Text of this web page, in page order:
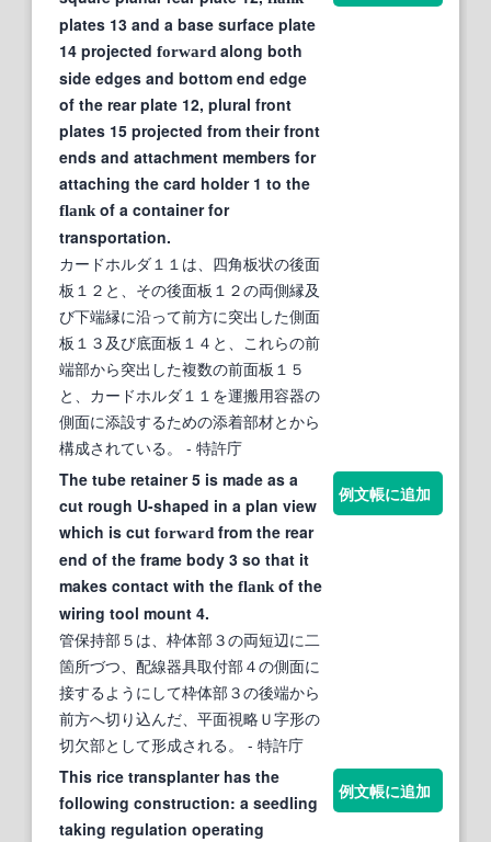
plates 13 and a base surface plate
14 projected forward along both
side edges and bottom end edge
of the rear plate 12, plural front
plates 15 projected from their front
ends and attachment members for
attaching the card holder 1 to the
flank of a container for
transportation.
カードホルダ１１は、四角板状の後面
板１２と、その後面板１２の両側縁及
び下端縁に沿って前方に突出した側面
板１３及び底面板１４と、これらの前
端部から突出した複数の前面板１５
と、カードホルダ１１を運搬用容器の
側面に添設するための添着部材とから
構成されている。
- 特許庁
The tube retainer 5 is made as a
cut rough U-shaped in a plan view
which is cut forward from the rear
end of the frame body 3 so that it
makes contact with the flank of the
wiring tool mount 4.
管保持部５は、枠体部３の両短辺に二
箇所づつ、配線器具取付部４の側面に
接するようにして枠体部３の後端から
前方へ切り込んだ、平面視略Ｕ字形の
切欠部として形成される。
- 特許庁
例文帳に追加
This rice transplanter has the
following construction: a seedling
taking regulation operating
例文帳に追加